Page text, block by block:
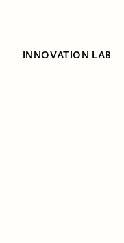
INNOVATION LAB